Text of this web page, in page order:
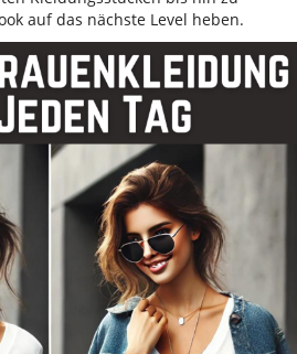
auf das nächste Level heben.